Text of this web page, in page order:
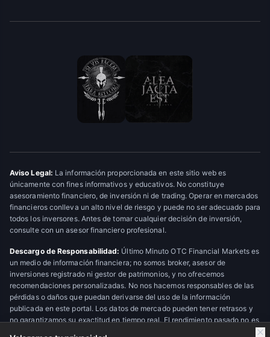
Aviso Legal: La información proporcionada en este sitio web es
únicamente con fines informativos y educativos. No constituye
asesoramiento financiero, de inversión ni de trading. Operar en mercados
financieros conlleva un alto nivel de riesgo y puede no ser adecuado para
todos los inversores. Antes de tomar cualquier decisión de inversión,
consulte con un asesor financiero profesional.
Descargo de Responsabilidad: Último Minuto OTC Financial Markets es
un medio de información financiera; no somos broker, asesor de
inversiones registrado ni gestor de patrimonios, y no ofrecemos
recomendaciones personalizadas. No nos hacemos responsables de las
pérdidas o daños que puedan derivarse del uso de la información
publicada en este portal. Los datos de mercado pueden tener retrasos y
no garantizamos su exactitud en tiempo real. El rendimiento pasado no es